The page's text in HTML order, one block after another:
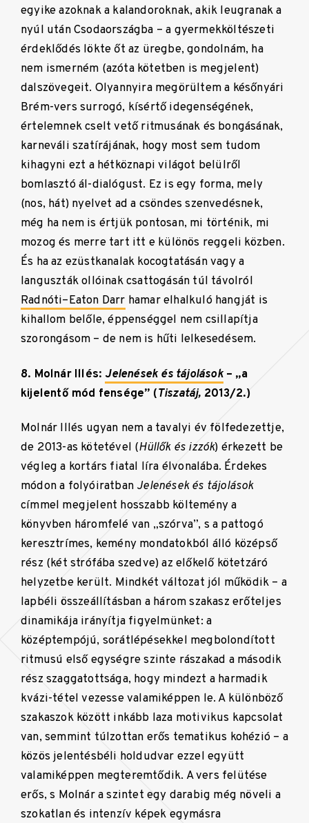
egyike azoknak a kalandoroknak, akik leugranak a
nyúl után Csodaországba – a gyermekköltészeti
érdeklődés lökte őt az üregbe, gondolnám, ha
nem ismerném (azóta kötetben is megjelent)
dalszövegeit. Olyannyira megörültem a későnyári
Brém-vers surrogó, kísértő idegenségének,
értelemnek cselt vető ritmusának és bongásának,
karneváli szatírájának, hogy most sem tudom
kihagyni ezt a hétköznapi világot belülről
bomlasztó ál-dialógust. Ez is egy forma, mely
(nos, hát) nyelvet ad a csöndes szenvedésnek,
még ha nem is értjük pontosan, mi történik, mi
mozog és merre tart itt e különös reggeli közben.
És ha az ezüstkanalak kocogtatásán vagy a
languszták ollóinak csattogásán túl távolról
Radnóti–Eaton Darr hamar elhalkuló hangját is
kihallom belőle, éppenséggel nem csillapítja
szorongásom – de nem is hűti lelkesedésem.
8. Molnár Illés:Jelenések és tájolások– „a
kijelentő mód fensége” (Tiszatáj, 2013/2.)
Molnár Illés ugyan nem a tavalyi év fölfedezettje,
de 2013-as kötetével (Hüllők és izzók) érkezett be
végleg a kortárs fiatal líra élvonalába. Érdekes
módon a folyóiratban Jelenések és tájolások
címmel megjelent hosszabb költemény a
könyvben háromfelé van „szórva”, s a pattogó
keresztrímes, kemény mondatokból álló középső
rész (két strófába szedve) az előkelő kötetzáró
helyzetbe került. Mindkét változat jól működik – a
lapbéli összeállításban a három szakasz erőteljes
dinamikája irányítja figyelmünket: a
középtempójú, sorátlépésekkel megbolondított
ritmusú első egységre szinte rászakad a második
rész szaggatottsága, hogy mindezt a harmadik
kvázi-tétel vezesse valamiképpen le. A különböző
szakaszok között inkább laza motivikus kapcsolat
van, semmint túlzottan erős tematikus kohézió – a
közös jelentésbéli holdudvar ezzel együtt
valamiképpen megteremtődik. A vers felütése
erős, s Molnár a szintet egy darabig még növeli a
szokatlan és intenzív képek egymásra